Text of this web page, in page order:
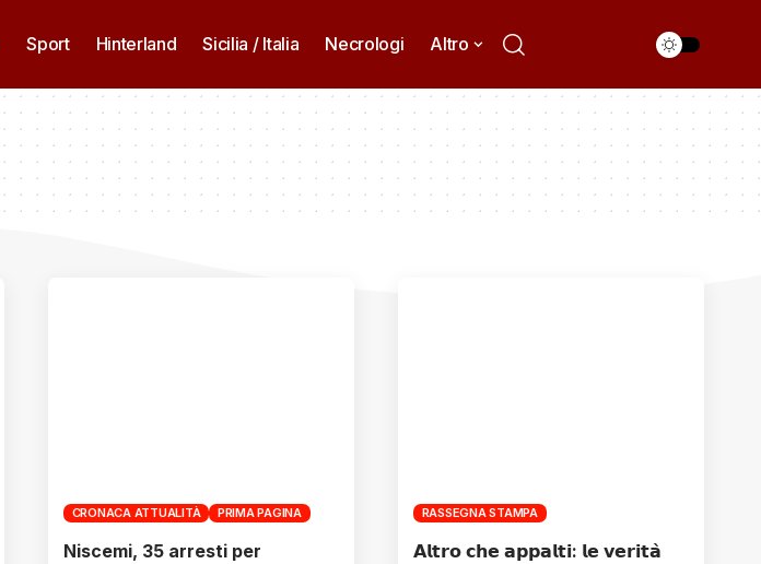
Sport Hinterland Sicilia / Italia Necrologi Altro
CRONACA ATTUALITÀ PRIMA PAGINA
Niscemi, 35 arresti per
RASSEGNA STAMPA
𝗔𝗹𝘁𝗿𝗼 𝗰𝗵𝗲 𝗮𝗽𝗽𝗮𝗹𝘁𝗶: 𝗹𝗲 𝘃𝗲𝗿𝗶𝘁𝗮̀